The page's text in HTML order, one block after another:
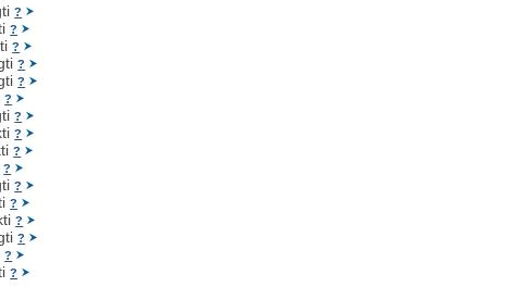
?
?
?
?
?
?
?
?
?
?
?
?
?
?
?
?